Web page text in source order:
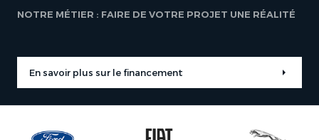
NOTRE MÉTIER : FAIRE DE VOTRE PROJET UNE RÉALITÉ
En savoir plus sur le financement